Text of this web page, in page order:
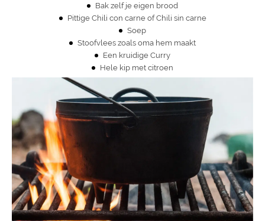
Bak zelf je eigen brood
Pittige Chili con carne of Chili sin carne
Soep
Stoofvlees zoals oma hem maakt
Een kruidige Curry
Hele kip met citroen